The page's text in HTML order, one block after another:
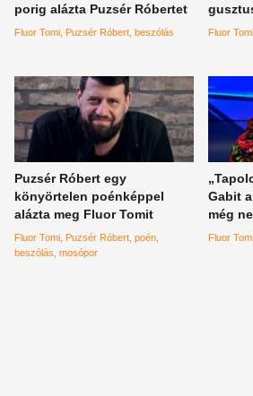
porig alázta Puzsér Róbertet
Fluor Tomi Puzsér Róbert beszólás
hogy
Fluor Tomi
Puzsér Róbert egy
könyörtelen poénképpel
alázta meg Fluor Tomit
Fluor Tomi Puzsér Róbert poén
beszólás mosópor
Gabit
még
Fluor Tomi